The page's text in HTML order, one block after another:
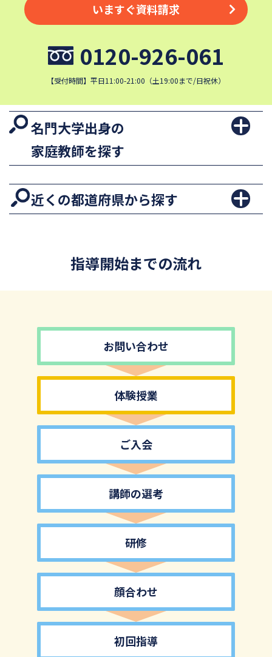
いますぐ資料請求
0120-926-061
【受付時間】平日11:00-21:00（土19:00まで/日祝休）
名門大学出身の
家庭教師を探す
近くの都道府県から探す
指導開始までの流れ
お問い合わせ
体験授業
ご入会
講師の選考
研修
顔合わせ
初回指導